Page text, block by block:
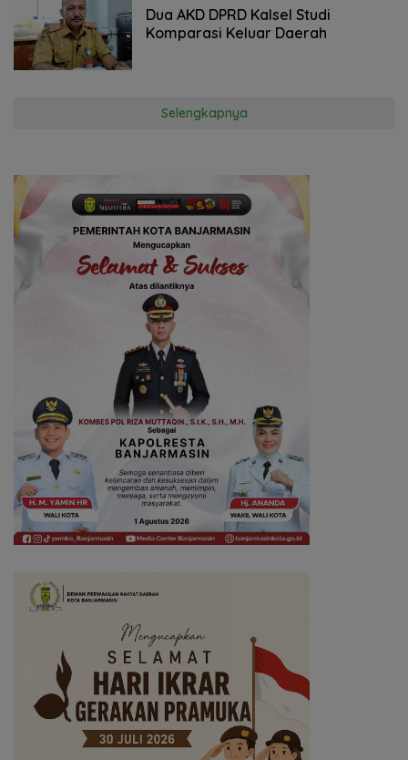
Dua AKD DPRD Kalsel Studi
Komparasi Keluar Daerah
Selengkapnya